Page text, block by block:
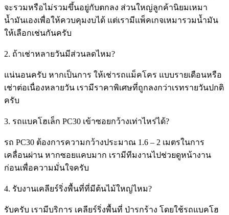
จะรวมหรือไม่รวมขึ้นอยู่กับตกลง ส่วนใหญ่ลูกค้านิยมเหมา
น้ำมันเองเพื่อให้ควบคุมงบได้ แต่เรามีแพ็คเกจเหมารวมน้ำมัน
ให้เลือกเช่นกันครับ
2. ถ้าเช่าหลายวันมีส่วนลดไหม?
แน่นอนครับ หากเป็นการ ให้เช่ารถแม็คโคร แบบรายเดือนหรือ
เช่าต่อเนื่องหลายวัน เรามีราคาพิเศษที่ถูกลงกว่าเรทรายวันปกติ
ครับ
3. รถแบคโฮเล็ก PC30 เข้าซอยกว้างเท่าไหร่ได้?
รถ PC30 ต้องการความกว้างประมาณ 1.6 – 2 เมตรในการ
เคลื่อนผ่าน หากซอยแคบมาก เรามีทีมงานไปช่วยดูหน้างาน
ก่อนเพื่อความมั่นใจครับ
4. รับงานเคลียร์ริ่งพื้นที่ที่มีต้นไม้ใหญ่ไหม?
รับครับ เรามีบริการ เคลียร์ริ่งพื้นที่ ป่ารกร้าง โดยใช้รถแบคโฮ